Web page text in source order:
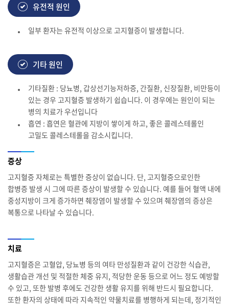
유전적 원인
일부 환자는 유전적 이상으로 고지혈증이 발생합니다.
기타 원인
기타질환 : 당뇨병, 갑상선기능저하증, 간질환, 신장질환, 비만등이
있는 경우 고지혈증 발생하기 쉽습니다. 이 경우에는 원인이 되는
병의 치료가 우선입니다
흡연 : 흡연은 혈관에 지방이 쌓이게 하고, 좋은 콜레스테롤인
고밀도 콜레스테롤을 감소시킵니다.
증상
고지혈증 자체로는 특별한 증상이 없습니다. 단, 고지혈증으로인한
합병증 발생 시 그에 따른 증상이 발생할 수 있습니다. 예를 들어 혈액 내에
중성지방이 크게 증가하면 췌장염이 발생할 수 있으며 췌장염의 증상은
복통으로 나타날 수 있습니다.
치료
고지혈증은 고혈압, 당뇨병 등의 여타 만성질환과 같이 건강한 식습관,
생활습관 개선 및 적절한 체중 유지, 적당한 운동 등으로 어느 정도 예방할
수 있고, 또한 발병 후에도 건강한 생활 유지를 위해 반드시 필요합니다.
또한 환자의 상태에 따라 지속적인 약물치료를 병행하게 되는데, 정기적인